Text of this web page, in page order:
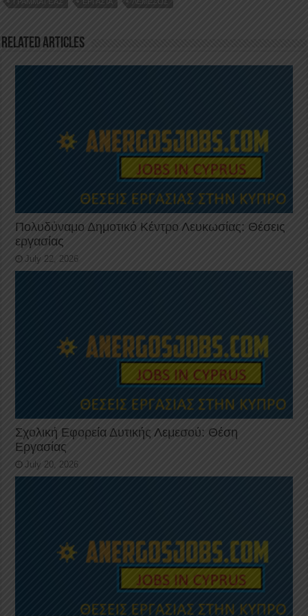
k
Related Articles
Πολυδύναμο Δημοτικό Κέντρο Λευκωσίας: Θέσεις
εργασίας
July 22, 2026
Σχολική Εφορεία Δυτικής Λεμεσού: Θέση
Εργασίας
July 20, 2026